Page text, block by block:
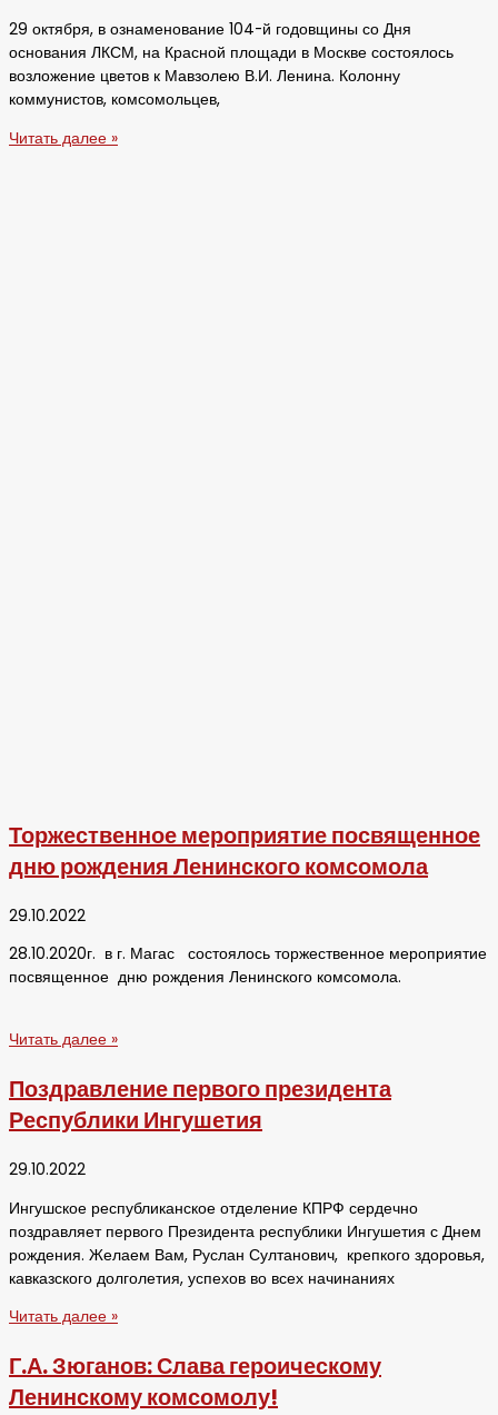
29 октября, в ознаменование 104-й годовщины со Дня
основания ЛКСМ, на Красной площади в Москве состоялось
возложение цветов к Мавзолею В.И. Ленина. Колонну
коммунистов, комсомольцев,
Читать далее »
Торжественное мероприятие посвященное
дню рождения Ленинского комсомола
29.10.2022
28.10.2020г. в г. Магас состоялось торжественное мероприятие
посвященное дню рождения Ленинского комсомола.
Читать далее »
Поздравление первого президента
Республики Ингушетия
29.10.2022
Ингушское республиканское отделение КПРФ сердечно
поздравляет первого Президента республики Ингушетия с Днем
рождения. Желаем Вам, Руслан Султанович, крепкого здоровья,
кавказского долголетия, успехов во всех начинаниях
Читать далее »
Г.А. Зюганов: Слава героическому
Ленинскому комсомолу!